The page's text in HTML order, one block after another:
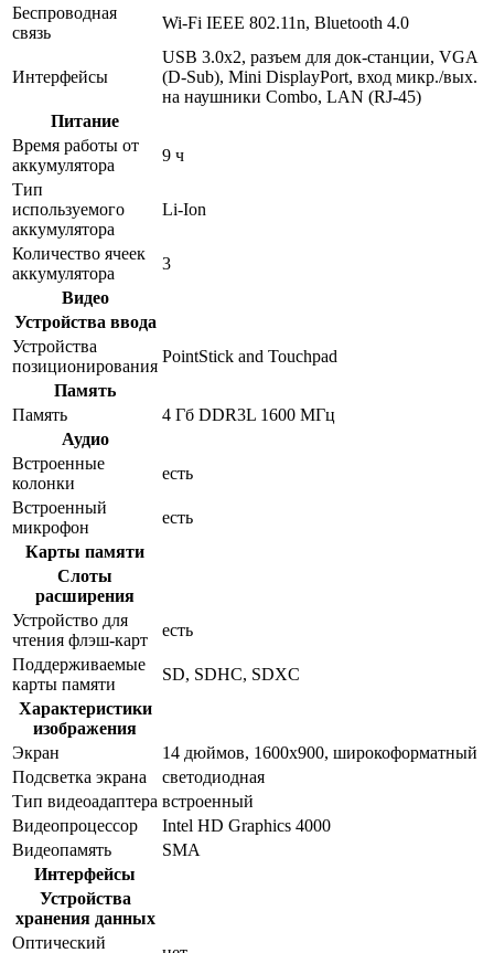
Беспроводная
связь
Wi-Fi IEEE 802.11n, Bluetooth 4.0
Интерфейсы
USB 3.0x2, разъем для док-станции, VGA
(D-Sub), Mini DisplayPort, вход микр./вых.
на наушники Combo, LAN (RJ-45)
Питание
Время работы от
аккумулятора
9 ч
Тип
используемого
аккумулятора
Li-Ion
Количество ячеек
аккумулятора
3
Видео
Устройства ввода
Устройства
позиционирования
PointStick and Touchpad
Память
Память
4 Гб DDR3L 1600 МГц
Аудио
Встроенные
колонки
есть
Встроенный
микрофон
есть
Карты памяти
Слоты
расширения
Устройство для
чтения флэш-карт
есть
Поддерживаемые
карты памяти
SD, SDHC, SDXC
Характеристики
изображения
Экран
14 дюймов, 1600x900, широкоформатный
Подсветка экрана
светодиодная
Тип видеоадаптера встроенный
Видеопроцессор
Intel HD Graphics 4000
Видеопамять
SMA
Интерфейсы
Устройства
хранения данных
Оптический